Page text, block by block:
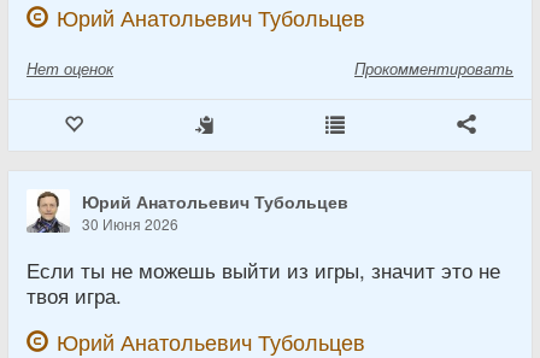
Юрий Анатольевич Тубольцев
Нет оценок Прокомментировать
Юрий Анатольевич Тубольцев
30 Июня 2026
Если ты не можешь выйти из игры, значит это не
твоя игра.
Юрий Анатольевич Тубольцев